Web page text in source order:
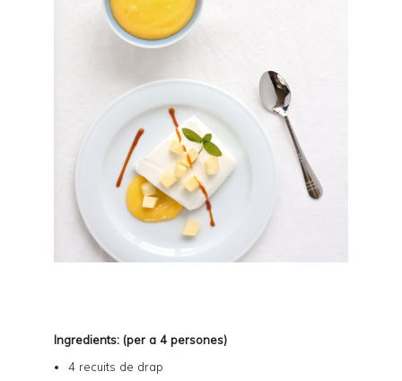
Ingredients: (per a 4 persones)
4 recuits de drap